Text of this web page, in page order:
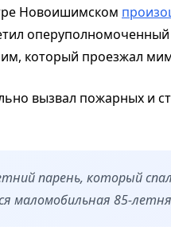
Новоишимском
который проезжал
вызвал пожарных и
парень, который
маломобильная 85-